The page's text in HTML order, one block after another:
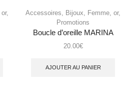
or,
Accessoires, Bijoux, Femme, or,
Promotions
Boucle d’oreille MARINA
20.00€
AJOUTER AU PANIER